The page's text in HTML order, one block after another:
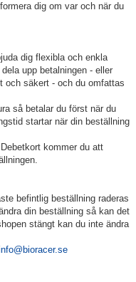
dig om var och när du
dig flexibla och enkla
upp betalningen - eller
och säkert - och du omfattas
så betalar du först när du
startar när din beställning
kommer du att
befintlig beställning raderas
din beställning så kan det
stängt kan du inte ändra